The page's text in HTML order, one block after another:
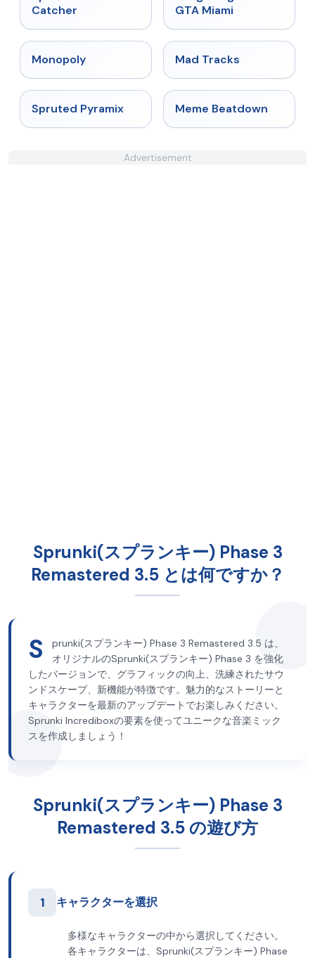
Catcher
GTA Miami
Monopoly Mad Tracks
★ 4.9
Spruted Pyramix ★ 4.4
Meme Beatdown
Advertisement
Sprunki(スプランキー) Phase 3
Remastered 3.5 とは何ですか？
S
prunki(スプランキー) Phase 3 Remastered 3.5 は、
オリジナルのSprunki(スプランキー) Phase 3 を強化
したバージョンで、グラフィックの向上、洗練されたサウ
ンドスケープ、新機能が特徴です。魅力的なストーリーと
キャラクターを最新のアップデートでお楽しみください。
Sprunki Incrediboxの要素を使ってユニークな音楽ミック
スを作成しましょう！
Sprunki(スプランキー) Phase 3
Remastered 3.5 の遊び方
1 キャラクターを選択
多様なキャラクターの中から選択してください。
各キャラクターは、Sprunki(スプランキー) Phase